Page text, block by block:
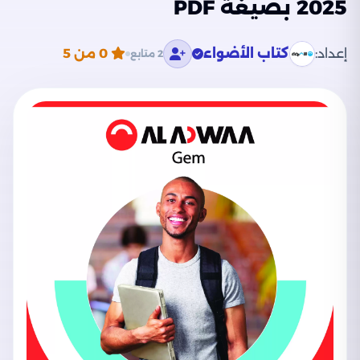
2025 بصيغة PDF
إعداد: كتاب الأضواء 2 متابع 0 من 5